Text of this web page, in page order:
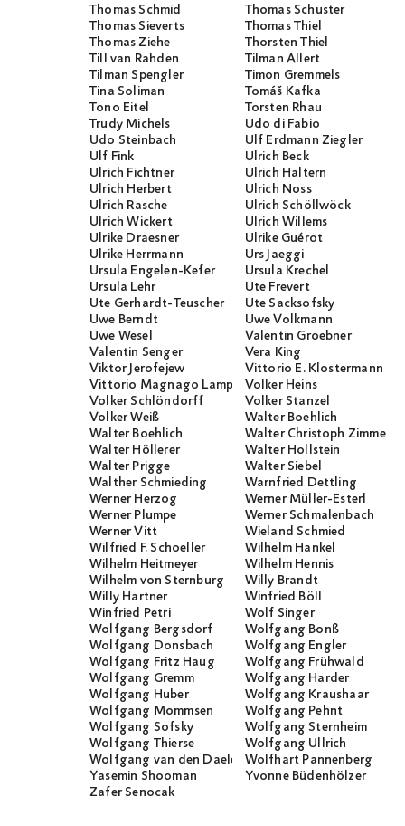
Thomas Schmid
Thomas Schuster
Thomas Sieverts
Thomas Thiel
Thomas Ziehe
Thorsten Thiel
Till van Rahden
Tilman Allert
Tilman Spengler
Timon Gremmels
Tina Soliman
Tomáš Kafka
Tono Eitel
Torsten Rhau
Trudy Michels
Udo di Fabio
Udo Steinbach
Ulf Erdmann Ziegler
Ulf Fink
Ulrich Beck
Ulrich Fichtner
Ulrich Haltern
Ulrich Herbert
Ulrich Noss
Ulrich Rasche
Ulrich Schöllwöck
Ulrich Wickert
Ulrich Willems
Ulrike Draesner
Ulrike Guérot
Ulrike Herrmann
Urs Jaeggi
Ursula Engelen-Kefer
Ursula Krechel
Ursula Lehr
Ute Frevert
Ute Gerhardt-Teuscher
Ute Sacksofsky
Uwe Berndt
Uwe Volkmann
Uwe Wesel
Valentin Groebner
Valentin Senger
Vera King
Viktor Jerofejew
Vittorio E. Klostermann
Vittorio Magnago LampugnaniVolker Heins
Volker Schlöndorff
Volker Stanzel
Volker Weiß
Walter Boehlich
Walter Boehlich
Walter Christoph Zimmerli
Walter Höllerer
Walter Hollstein
Walter Prigge
Walter Siebel
Walther Schmieding
Warnfried Dettling
Werner Herzog
Werner Müller-Esterl
Werner Plumpe
Werner Schmalenbach
Werner Vitt
Wieland Schmied
Wilfried F. Schoeller
Wilhelm Hankel
Wilhelm Heitmeyer
Wilhelm Hennis
Wilhelm von Sternburg
Willy Brandt
Willy Hartner
Winfried Böll
Winfried Petri
Wolf Singer
Wolfgang Bergsdorf
Wolfgang Bonß
Wolfgang Donsbach
Wolfgang Engler
Wolfgang Fritz Haug
Wolfgang Frühwald
Wolfgang Gremm
Wolfgang Harder
Wolfgang Huber
Wolfgang Kraushaar
Wolfgang Mommsen
Wolfgang Pehnt
Wolfgang Sofsky
Wolfgang Sternheim
Wolfgang Thierse
Wolfgang Ullrich
Wolfgang van den Daele
Wolfhart Pannenberg
Yasemin Shooman
Yvonne Büdenhölzer
Zafer Senocak